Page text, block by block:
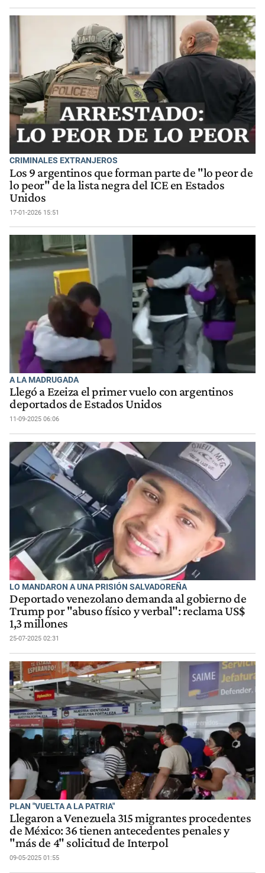
CRIMINALES EXTRANJEROS
Los 9 argentinos que forman parte de "lo peor de
lo peor" de la lista negra del ICE en Estados
Unidos
17-01-2026 15:51
A LA MADRUGADA
Llegó a Ezeiza el primer vuelo con argentinos
deportados de Estados Unidos
11-09-2025 06:06
LO MANDARON A UNA PRISIÓN SALVADOREÑA
Deportado venezolano demanda al gobierno de
Trump por "abuso físico y verbal": reclama US$
1,3 millones
25-07-2025 02:31
PLAN "VUELTA A LA PATRIA"
Llegaron a Venezuela 315 migrantes procedentes
de México: 36 tienen antecedentes penales y
"más de 4" solicitud de Interpol
09-05-2025 01:55